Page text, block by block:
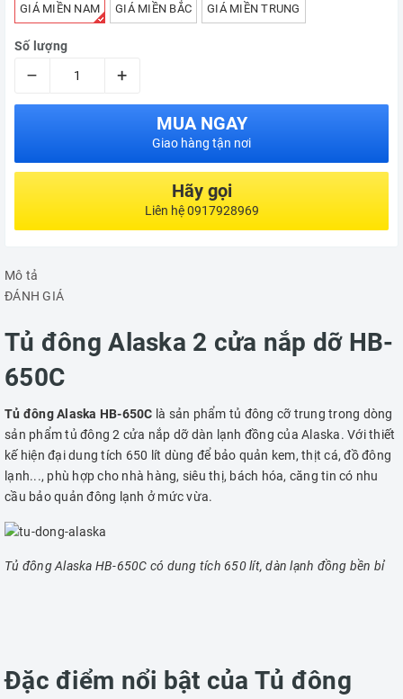
GIÁ MIỀN NAM GIÁ MIỀN BẮC GIÁ MIỀN TRUNG
Số lượng
– +
MUA NGAY
Giao hàng tận nơi
Hãy gọi
Liên hệ 0917928969
Mô tả
ĐÁNH GIÁ
Tủ đông Alaska 2 cửa nắp dỡ HB-
650C
Tủ đông Alaska HB-650C là sản phẩm tủ đông cỡ trung trong dòng
sản phẩm tủ đông 2 cửa nắp dỡ dàn lạnh đồng của Alaska. Với thiết
kế hiện đại dung tích 650 lít dùng để bảo quản kem, thịt cá, đồ đông
lạnh..., phù hợp cho nhà hàng, siêu thị, bách hóa, căng tin có nhu
cầu bảo quản đông lạnh ở mức vừa.
Tủ đông Alaska HB-650C có dung tích 650 lít, dàn lạnh đồng bền bỉ
Đặc điểm nổi bật của Tủ đông